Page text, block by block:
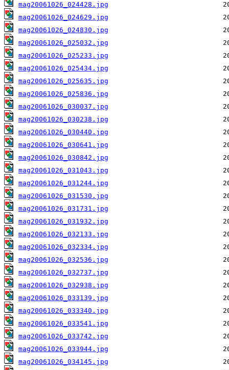
mag20061026_024428.jpg
mag20061026_024629.jpg
mag20061026_024830.jpg
mag20061026_025032.jpg
mag20061026_025233.jpg
mag20061026_025434.jpg
mag20061026_025635.jpg
mag20061026_025836.jpg
mag20061026_030037.jpg
mag20061026_030238.jpg
mag20061026_030440.jpg
mag20061026_030641.jpg
mag20061026_030842.jpg
mag20061026_031043.jpg
mag20061026_031244.jpg
mag20061026_031530.jpg
mag20061026_031731.jpg
mag20061026_031932.jpg
mag20061026_032133.jpg
mag20061026_032334.jpg
mag20061026_032536.jpg
mag20061026_032737.jpg
mag20061026_032938.jpg
mag20061026_033139.jpg
mag20061026_033340.jpg
mag20061026_033541.jpg
mag20061026_033742.jpg
mag20061026_033944.jpg
mag20061026_034145.jpg